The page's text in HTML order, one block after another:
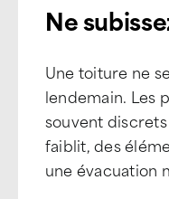
Ne
Une toiture ne
lendemain. Les
souvent
faiblit, des
une évacuation